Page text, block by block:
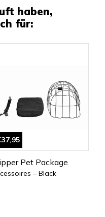
haben,
für:
Pet Package
– Black